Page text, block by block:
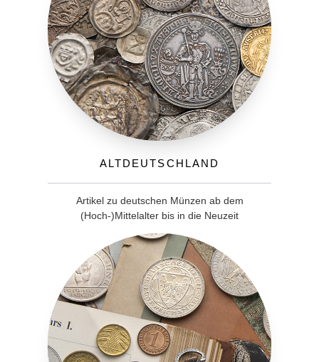
Altdeutschland
Artikel zu deutschen Münzen ab dem
(Hoch-)Mittelalter bis in die Neuzeit